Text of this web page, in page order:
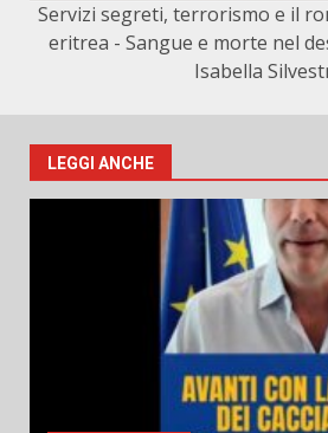
Servizi segreti, terrorismo e il
eritrea - Sangue e morte nel
Isabella
LEGGI ANCHE